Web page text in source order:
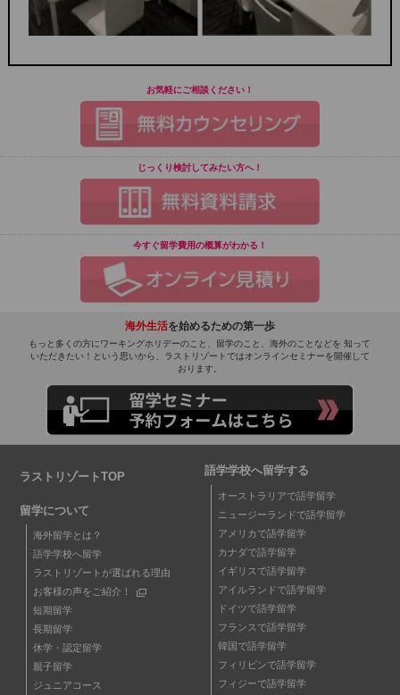
お気軽にご相談ください！
じっくり検討してみたい方へ！
今すぐ留学費用の概算がわかる！
海外生活を始めるための第一歩
もっと多くの方にワーキングホリデーのこと、留学のこと、海外のことなどを 知って
いただきたい！という思いから、ラストリゾートではオンラインセミナーを開催して
おります。
ラストリゾートTOP
留学について
海外留学とは？
語学学校へ留学
ラストリゾートが選ばれる理由
お客様の声をご紹介！
短期留学
長期留学
休学・認定留学
親子留学
ジュニアコース
語学学校へ留学する
オーストラリアで語学留学
ニュージーランドで語学留学
アメリカで語学留学
カナダで語学留学
イギリスで語学留学
アイルランドで語学留学
ドイツで語学留学
フランスで語学留学
韓国で語学留学
フィリピンで語学留学
フィジーで語学留学